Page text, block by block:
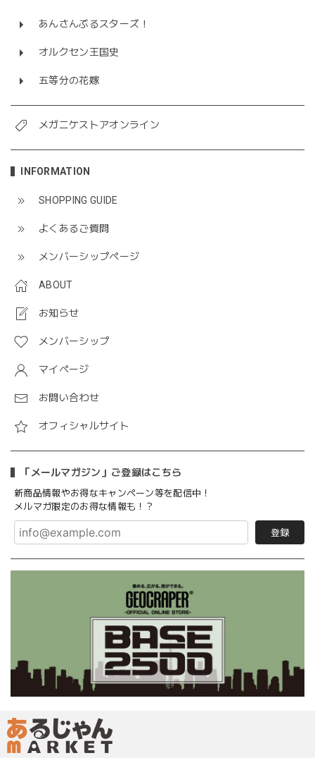
あんさんぶるスターズ！
オルクセン王国史
五等分の花嫁
メガニケストアオンライン
INFORMATION
SHOPPING GUIDE
よくあるご質問
メンバーシップページ
ABOUT
お知らせ
メンバーシップ
マイページ
お問い合わせ
オフィシャルサイト
「メールマガジン」ご登録はこちら
新商品情報やお得なキャンペーン等を配信中！
メルマガ限定のお得な情報も！？
登録